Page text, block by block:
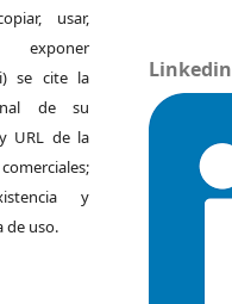
usar,
se cite la
de su
URL de la
y
de uso.
Linkedin